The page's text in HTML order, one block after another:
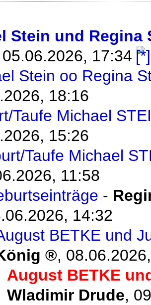
Stein und Regina
05.06.2026, 17:34
Stein oo Regina
18:16
Taufe Michael
15:26
Taufe Michael
11:58
-
14:32
BETKE und
,
August BETKE
Wladimir Drude,